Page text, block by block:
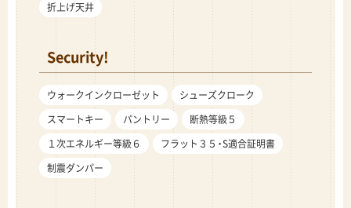
折上げ天井
Security!
ウォークインクローゼット
シューズクローク
スマートキー
パントリー
断熱等級５
１次エネルギー等級６
フラット３５・S適合証明書
制震ダンパー